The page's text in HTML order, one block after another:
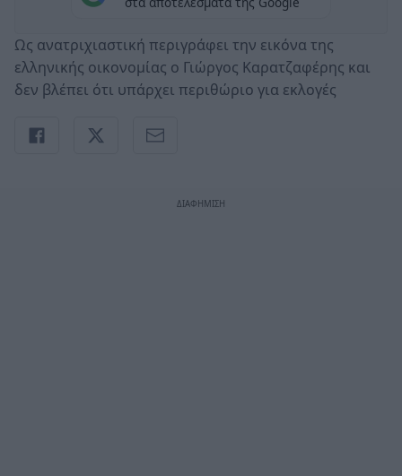
Ως ανατριχιαστική περιγράφει την εικόνα της
ελληνικής οικονομίας ο Γιώργος Καρατζαφέρης και
δεν βλέπει ότι υπάρχει περιθώριο για εκλογές